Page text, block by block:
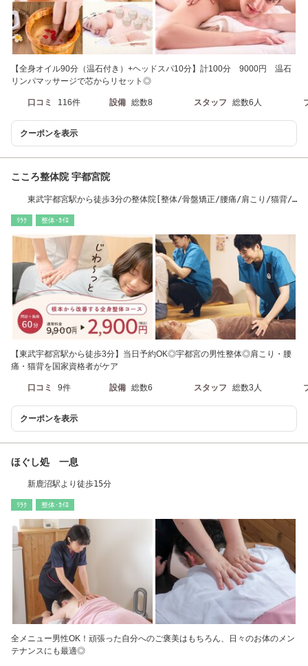
【全身オイル90分（温石付き）+ヘッドスパ10分】計100分 9000円 温石
リンパマッサージで芯からリセット◎
口コミ 116件 設備 総数8 スタッフ 総数6人
クーポンを表示
こころ整体院 宇都宮院
東武宇都宮駅から徒歩3分の整体院[整体/骨盤矯正/腰痛/肩こり/猫背/
ﾘﾗｸ 整体･ｶｲﾛ
【東武宇都宮駅から徒歩3分】当日予約OK◎宇都宮の男性整体◎肩こり・腰
痛・猫背を国家資格者がケア
口コミ 9件 設備 総数6 スタッフ 総数3人
クーポンを表示
ほぐし処 一息
新鹿沼駅より徒歩15分
ﾘﾗｸ 整体･ｶｲﾛ
全メニュー男性OK！頑張った自分へのご褒美はもちろん、日々のお体のメン
テナンスにも最適◎